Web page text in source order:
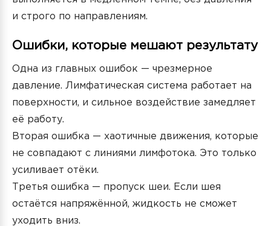
и строго по направлениям.
Ошибки, которые мешают результату
Одна из главных ошибок — чрезмерное
давление. Лимфатическая система работает на
поверхности, и сильное воздействие замедляет
её работу.
Вторая ошибка — хаотичные движения, которые
не совпадают с линиями лимфотока. Это только
усиливает отёки.
Третья ошибка — пропуск шеи. Если шея
остаётся напряжённой, жидкость не сможет
уходить вниз.